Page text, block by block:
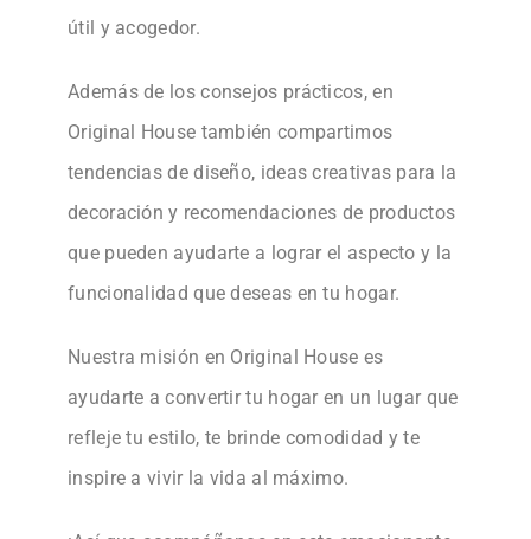
útil y acogedor.
Además de los consejos prácticos, en
Original House también compartimos
tendencias de diseño, ideas creativas para la
decoración y recomendaciones de productos
que pueden ayudarte a lograr el aspecto y la
funcionalidad que deseas en tu hogar.
Nuestra misión en Original House es
ayudarte a convertir tu hogar en un lugar que
refleje tu estilo, te brinde comodidad y te
inspire a vivir la vida al máximo.